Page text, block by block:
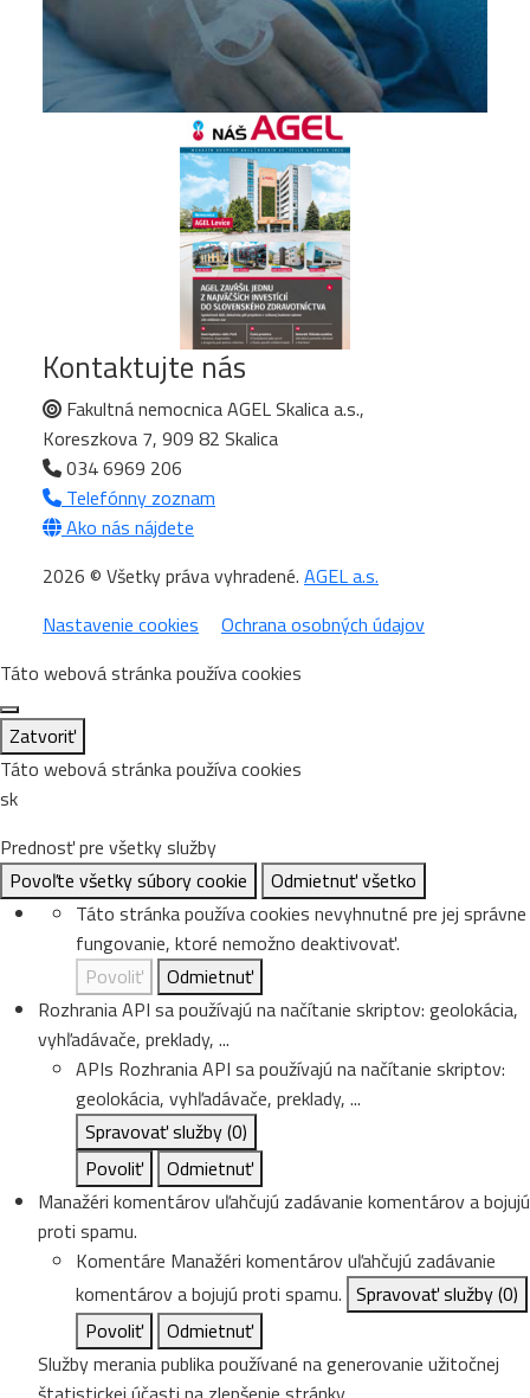
Kontaktujte nás
Fakultná nemocnica AGEL Skalica a.s.,
Koreszkova 7, 909 82 Skalica
034 6969 206
Telefónny zoznam
Ako nás nájdete
2026 © Všetky práva vyhradené. AGEL a.s.
Nastavenie cookies
Ochrana osobných údajov
Táto webová stránka používa cookies
Zatvoriť
Táto webová stránka používa cookies
sk
Prednosť pre všetky služby
Povoľte všetky súbory cookie
Odmietnuť všetko
Táto stránka používa cookies nevyhnutné pre jej správne
fungovanie, ktoré nemožno deaktivovať.
Povoliť
Odmietnuť
Rozhrania API sa používajú na načítanie skriptov: geolokácia,
vyhľadávače, preklady, ...
APIs Rozhrania API sa používajú na načítanie skriptov:
geolokácia, vyhľadávače, preklady, ...
Spravovať služby(0)
Povoliť
Odmietnuť
Manažéri komentárov uľahčujú zadávanie komentárov a bojujú
proti spamu.
Komentáre Manažéri komentárov uľahčujú zadávanie
komentárov a bojujú proti spamu. Spravovať služby(0)
Povoliť
Odmietnuť
Služby merania publika používané na generovanie užitočnej